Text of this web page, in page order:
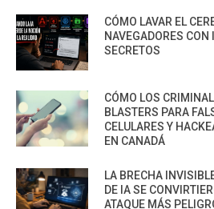
CÓMO LAVAR EL
NAVEGADORES CON
SECRETOS
CÓMO LOS
BLASTERS PARA
CELULARES Y
EN CANADÁ
LA BRECHA
DE IA SE
ATAQUE MÁS